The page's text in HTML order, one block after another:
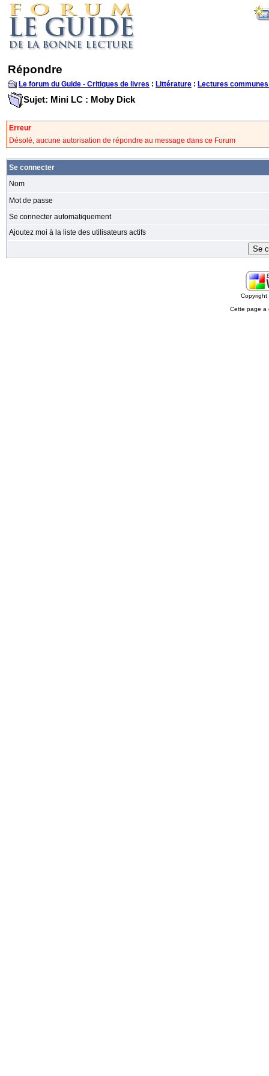
Répondre
Le forum du Guide - Critiques de livres : Littérature : Lectures
Sujet: Mini LC : Moby Dick
Erreur
Désolé, aucune autorisation de répondre au message dans ce Forum
Se connecter
Nom
Mot de passe
Se connecter automatiquement
Ajoutez moi à la liste des utilisateurs actifs
Cette page a